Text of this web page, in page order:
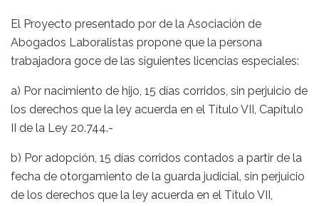
El Proyecto presentado por de la Asociación de
Abogados Laboralistas propone que la persona
trabajadora goce de las siguientes licencias especiales:
a) Por nacimiento de hijo, 15 días corridos, sin perjuicio de
los derechos que la ley acuerda en el Título VII, Capítulo
II de la Ley 20.744.-
b) Por adopción, 15 días corridos contados a partir de la
fecha de otorgamiento de la guarda judicial, sin perjuicio
de los derechos que la ley acuerda en el Título VII,